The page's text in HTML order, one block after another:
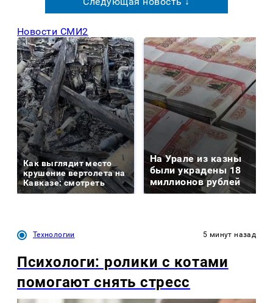
Новости СМИ2
Как выглядит место
крушение вертолета на
Кавказе: смотреть
На Урале из казны
были украдены 18
миллионов рублей
Технологии 5 минут назад
Психологи: ролики с котами
помогают снять стресс